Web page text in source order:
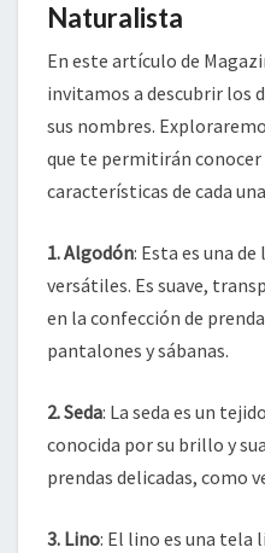
Naturalista
En este artículo de
invitamos a descubrir los
sus nombres.
que te permitirán
características de cada
1. Algodón: Esta es una
versátiles. Es suave,
en la confección de
pantalones y sábanas.
2. Seda: La seda es un
conocida por su brillo y
prendas delicadas, como
3. Lino: El lino es una tela